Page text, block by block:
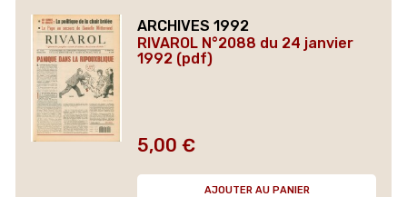
ARCHIVES 1992
RIVAROL N°2088 du 24 janvier
1992 (pdf)
Prix
5,00 €
AJOUTER AU PANIER